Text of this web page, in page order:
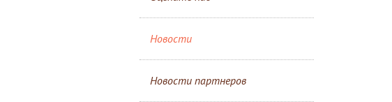
Новости
Новости партнеров